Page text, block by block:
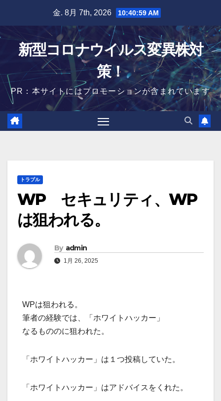
content
金. 8月 7th, 2026 10:41:00 AM
新型コロナウイルス変異株対
策！
PR：本サイトにはプロモーションが含まれています
トラブル
WP セキュリティ、WP
は狙われる。
By admin
1月 26, 2025
WPは狙われる。
筆者の経験では、「ホワイトハッカー」
なるもののに狙われた。
「ホワイトハッカー」は１つ投稿していた。
「ホワイトハッカー」はアドバイスをくれた。